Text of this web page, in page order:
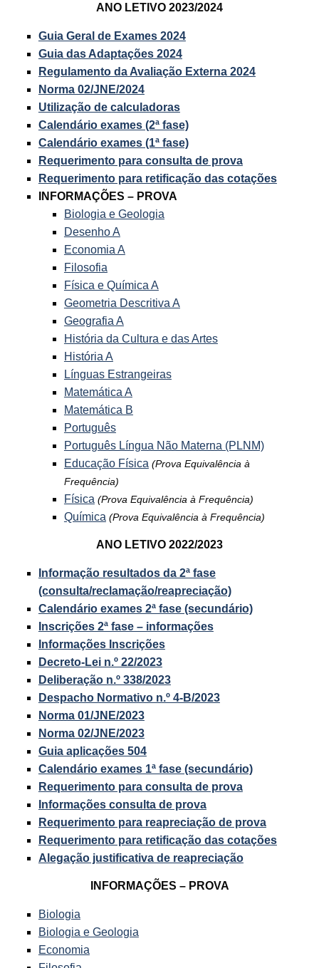
ANO LETIVO 2023/2024
Guia Geral de Exames 2024
Guia das Adaptações 2024
Regulamento da Avaliação Externa 2024
Norma 02/JNE/2024
Utilização de calculadoras
Calendário exames (2ª fase)
Calendário exames (1ª fase)
Requerimento para consulta de prova
Requerimento para retificação das cotações
INFORMAÇÕES – PROVA
Biologia e Geologia
Desenho A
Economia A
Filosofia
Física e Química A
Geometria Descritiva A
Geografia A
História da Cultura e das Artes
História A
Línguas Estrangeiras
Matemática A
Matemática B
Português
Português Língua Não Materna (PLNM)
Educação Física (Prova Equivalência à
Frequência)
Física (Prova Equivalência à Frequência)
Química (Prova Equivalência à Frequência)
ANO LETIVO 2022/2023
Informação resultados da 2ª fase
(consulta/reclamação/reapreciação)
Calendário exames 2ª fase (secundário)
Inscrições 2ª fase – informações
Informações Inscrições
Decreto-Lei n.º 22/2023
Deliberação n.º 338/2023
Despacho Normativo n.º 4-B/2023
Norma 01/JNE/2023
Norma 02/JNE/2023
Guia aplicações 504
Calendário exames 1ª fase (secundário)
Requerimento para consulta de prova
Informações consulta de prova
Requerimento para reapreciação de prova
Requerimento para retificação das cotações
Alegação justificativa de reapreciação
INFORMAÇÕES – PROVA
Biologia
Biologia e Geologia
Economia